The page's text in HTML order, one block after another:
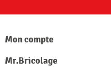
Mon compte
Mr.Bricolage